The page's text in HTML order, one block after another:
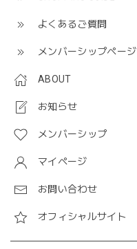
よくあるご質問
メンバーシップページ
ABOUT
お知らせ
メンバーシップ
マイページ
お問い合わせ
オフィシャルサイト